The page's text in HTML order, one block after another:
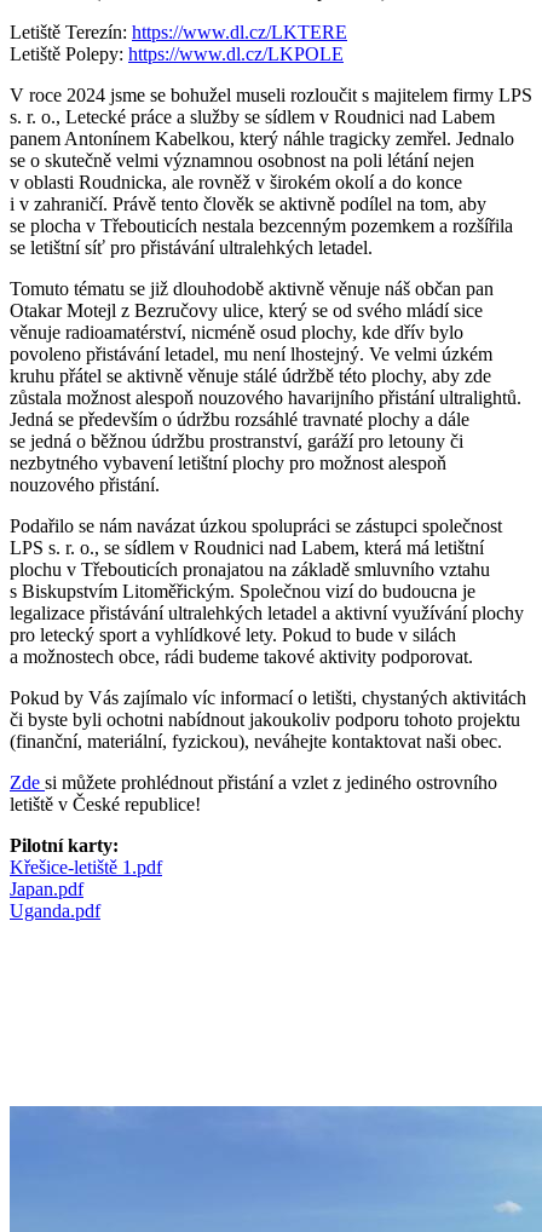
Letiště Terezín: https://www.dl.cz/LKTERE
Letiště Polepy: https://www.dl.cz/LKPOLE
V roce 2024 jsme se bohužel museli rozloučit s majitelem firmy LPS
s. r. o., Letecké práce a služby se sídlem v Roudnici nad Labem
panem Antonínem Kabelkou, který náhle tragicky zemřel. Jednalo
se o skutečně velmi významnou osobnost na poli létání nejen
v oblasti Roudnicka, ale rovněž v širokém okolí a do konce
i v zahraničí. Právě tento člověk se aktivně podílel na tom, aby
se plocha v Třebouticích nestala bezcenným pozemkem a rozšířila
se letištní síť pro přistávání ultralehkých letadel.
Tomuto tématu se již dlouhodobě aktivně věnuje náš občan pan
Otakar Motejl z Bezručovy ulice, který se od svého mládí sice
věnuje radioamatérství, nicméně osud plochy, kde dřív bylo
povoleno přistávání letadel, mu není lhostejný. Ve velmi úzkém
kruhu přátel se aktivně věnuje stálé údržbě této plochy, aby zde
zůstala možnost alespoň nouzového havarijního přistání ultralightů.
Jedná se především o údržbu rozsáhlé travnaté plochy a dále
se jedná o běžnou údržbu prostranství, garáží pro letouny či
nezbytného vybavení letištní plochy pro možnost alespoň
nouzového přistání.
Podařilo se nám navázat úzkou spolupráci se zástupci společnost
LPS s. r. o., se sídlem v Roudnici nad Labem, která má letištní
plochu v Třebouticích pronajatou na základě smluvního vztahu
s Biskupstvím Litoměřickým. Společnou vizí do budoucna je
legalizace přistávání ultralehkých letadel a aktivní využívání plochy
pro letecký sport a vyhlídkové lety. Pokud to bude v silách
a možnostech obce, rádi budeme takové aktivity podporovat.
Pokud by Vás zajímalo víc informací o letišti, chystaných aktivitách
či byste byli ochotni nabídnout jakoukoliv podporu tohoto projektu
(finanční, materiální, fyzickou), neváhejte kontaktovat naši obec.
Zde si můžete prohlédnout přistání a vzlet z jediného ostrovního
letiště v České republice!
Pilotní karty:
Křešice-letiště 1.pdf
Japan.pdf
Uganda.pdf